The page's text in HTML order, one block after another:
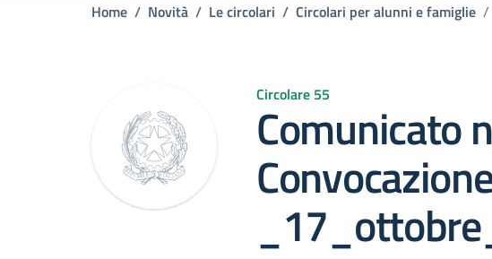
Home Novità Le circolari Circolari per alunni e famiglie
Circolare 55
Comunicato